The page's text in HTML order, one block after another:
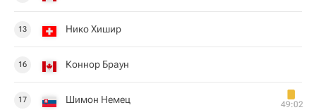
13 Нико Хишир
16 Коннор Браун
17 Шимон Немец 49:02